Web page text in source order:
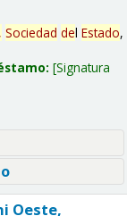
Sociedad del Estado,
Signatura
Oeste,